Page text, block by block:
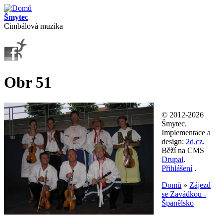
Přejít k hlavnímu obsahu
Šmytec
Cimbálová muzika
Obr 51
© 2012-2026
Šmytec.
Implementace a
design: 2d.cz.
Běží na CMS
Drupal.
Přihlášení.
Jste zde
Domů » Zájezd
se Zavádkou -
Španělsko